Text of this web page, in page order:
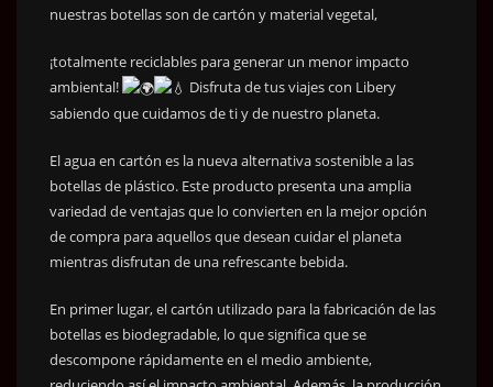
nuestras botellas son de cartón y material vegetal,
¡totalmente reciclables para generar un menor impacto
ambiental!
Disfruta de tus viajes con Libery
sabiendo que cuidamos de ti y de nuestro planeta.
El agua en cartón es la nueva alternativa sostenible a las
botellas de plástico. Este producto presenta una amplia
variedad de ventajas que lo convierten en la mejor opción
de compra para aquellos que desean cuidar el planeta
mientras disfrutan de una refrescante bebida.
En primer lugar, el cartón utilizado para la fabricación de las
botellas es biodegradable, lo que significa que se
descompone rápidamente en el medio ambiente,